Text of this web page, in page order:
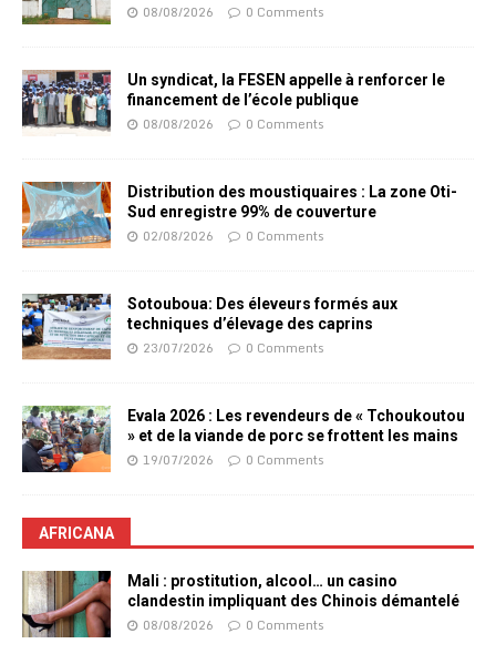
08/08/2026 0 Comments
Un syndicat, la FESEN appelle à renforcer le
financement de l’école publique
08/08/2026 0 Comments
Distribution des moustiquaires : La zone Oti-
Sud enregistre 99% de couverture
02/08/2026 0 Comments
Sotouboua: Des éleveurs formés aux
techniques d’élevage des caprins
23/07/2026 0 Comments
Evala 2026 : Les revendeurs de « Tchoukoutou
» et de la viande de porc se frottent les mains
19/07/2026 0 Comments
AFRICANA
Mali : prostitution, alcool… un casino
clandestin impliquant des Chinois démantelé
08/08/2026 0 Comments